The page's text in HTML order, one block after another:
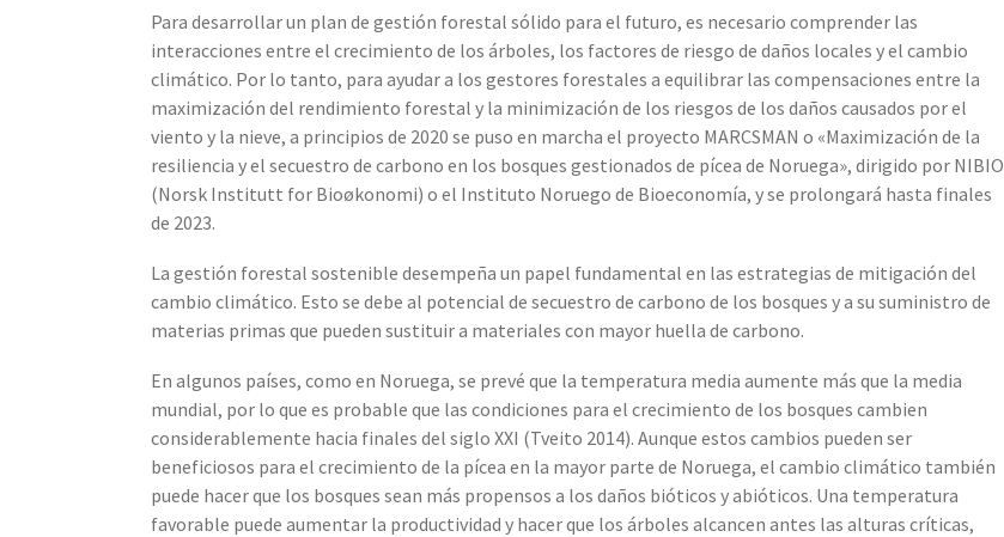
Para desarrollar un plan de gestión forestal sólido para el futuro, es necesario comprender las
interacciones entre el crecimiento de los árboles, los factores de riesgo de daños locales y el cambio
climático. Por lo tanto, para ayudar a los gestores forestales a equilibrar las compensaciones entre la
maximización del rendimiento forestal y la minimización de los riesgos de los daños causados por el
viento y la nieve, a principios de 2020 se puso en marcha el proyecto MARCSMAN o «Maximización de la
resiliencia y el secuestro de carbono en los bosques gestionados de pícea de Noruega», dirigido por NIBIO
(Norsk Institutt for Bioøkonomi) o el Instituto Noruego de Bioeconomía, y se prolongará hasta finales
de 2023.
La gestión forestal sostenible desempeña un papel fundamental en las estrategias de mitigación del
cambio climático. Esto se debe al potencial de secuestro de carbono de los bosques y a su suministro de
materias primas que pueden sustituir a materiales con mayor huella de carbono.
En algunos países, como en Noruega, se prevé que la temperatura media aumente más que la media
mundial, por lo que es probable que las condiciones para el crecimiento de los bosques cambien
considerablemente hacia finales del siglo XXI (Tveito 2014). Aunque estos cambios pueden ser
beneficiosos para el crecimiento de la pícea en la mayor parte de Noruega, el cambio climático también
puede hacer que los bosques sean más propensos a los daños bióticos y abióticos. Una temperatura
favorable puede aumentar la productividad y hacer que los árboles alcancen antes las alturas críticas,